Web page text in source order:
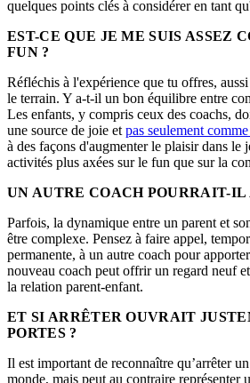
quelques points clés à considérer en tant
EST-CE QUE JE ME SUIS ASSEZ
FUN ?
Réfléchis à l'expérience que tu offres,
le terrain. Y a-t-il un bon équilibre entre
Les enfants, y compris ceux des coachs,
une source de joie et pas seulement
à des façons d'augmenter le plaisir dans le
activités plus axées sur le fun que sur la
UN AUTRE COACH POURRAIT-IL
Parfois, la dynamique entre un parent et
être complexe. Pensez à faire appel,
permanente, à un autre coach pour
nouveau coach peut offrir un regard neuf
la relation parent-enfant.
ET SI ARRÊTER OUVRAIT
PORTES ?
Il est important de reconnaître qu’arrêter
monde, mais peut au contraire représenter